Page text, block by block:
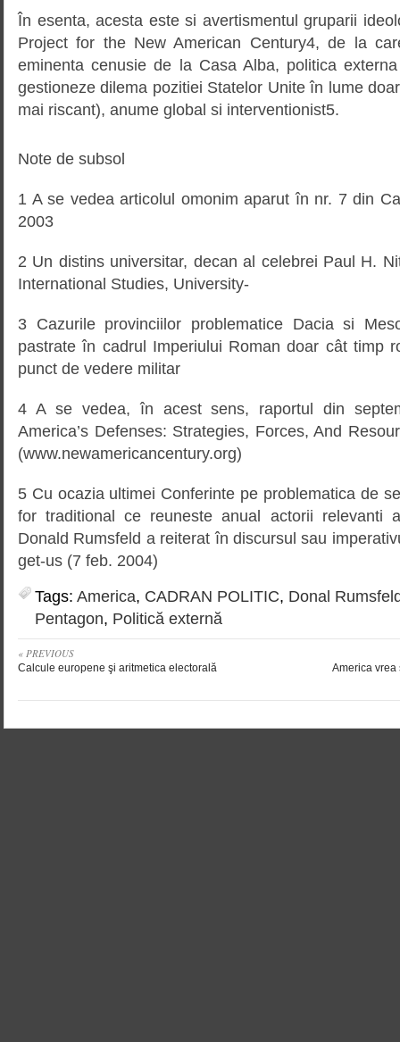
În esenta, acesta este si avertismentul gruparii
Project for the New American Century4, de la
eminenta cenusie de la Casa Alba, politica
gestioneze dilema pozitiei Statelor Unite în lume
mai riscant), anume global si interventionist5.
Note de subsol
1 A se vedea articolul omonim aparut în nr. 7 din
2003
2 Un distins universitar, decan al celebrei Paul H.
International Studies, University-
3 Cazurile provinciilor problematice Dacia si
pastrate în cadrul Imperiului Roman doar cât timp
punct de vedere militar
4 A se vedea, în acest sens, raportul din
America’s Defenses: Strategies, Forces, And
(www.newamericancentury.org)
5 Cu ocazia ultimei Conferinte pe problematica de
for traditional ce reuneste anual actorii relevanti
Donald Rumsfeld a reiterat în discursul sau
get-us (7 feb. 2004)
Tags: America, CADRAN POLITIC, Donal
Pentagon, Politică externă
« PREVIOUS
Calcule europene şi aritmetica electorală America vrea